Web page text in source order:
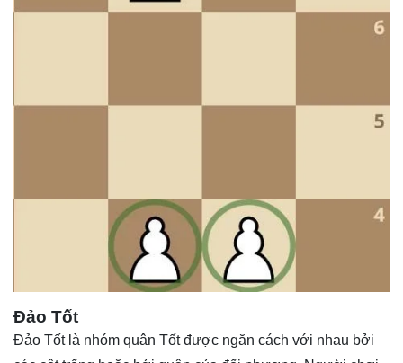
Đảo Tốt
Đảo Tốt là nhóm quân Tốt được ngăn cách với nhau bởi